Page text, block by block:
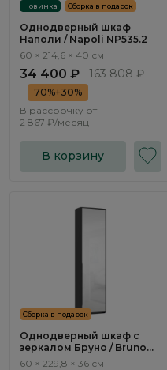
Новинка Сборка в подарок
Однодверный шкаф
Наполи / Napoli NP535.2
60 × 214,6 × 40 см
34 400 ₽ 163 808 ₽
70%+30%
В рассрочку от
2 867 ₽/месяц
В корзину
Сборка в подарок
Однодверный шкаф с
зеркалом Бруно / Bruno
BP114.0.F
60 × 229,8 × 36 см